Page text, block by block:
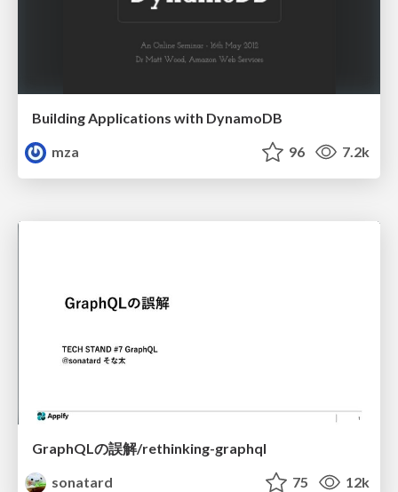
Building Applications with DynamoDB
mza
96 7.2k
GraphQLの誤解/rethinking-graphql
sonatard
75 12k